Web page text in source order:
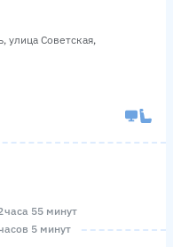
улица Советская,
часа 55 минут
5 минут